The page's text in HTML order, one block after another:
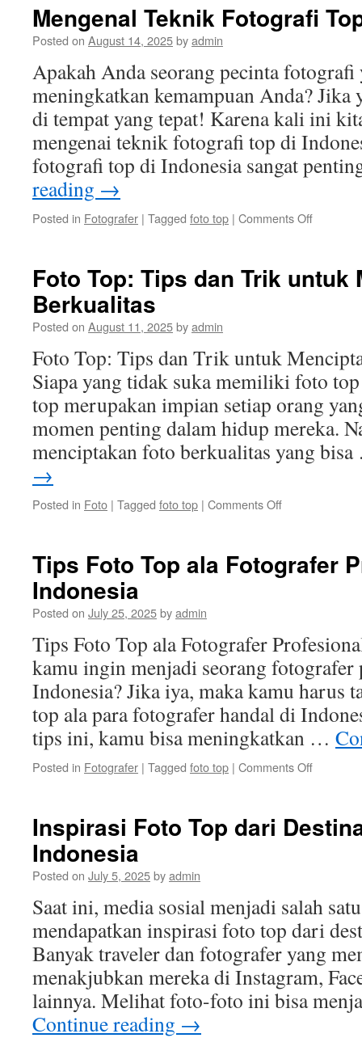
dan
Mengenal Teknik Fotografi
Posted on August 14, 2025byadmin
Apakah Anda seorang pecinta
meningkatkan kemampuan Anda? Jika
di tempat yang tepat! Karena kali ini
mengenai teknik fotografi top di
fotografi top di Indonesia sangat
reading →
Posted in Fotografer | Tagged foto top | Comments Offon
Top
Foto Top: Tips dan Trik untuk
Berkualitas
Posted on August 11, 2025byadmin
Foto Top: Tips dan Trik untuk
Siapa yang tidak suka memiliki foto
top merupakan impian setiap orang
momen penting dalam hidup mereka.
menciptakan foto berkualitas yang
→
Posted in Foto | Tagged foto top | Comments Offon
dan
Berkualitas
Tips Foto Top ala Fotografer
Indonesia
Posted on July 25, 2025byadmin
Tips Foto Top ala Fotografer
kamu ingin menjadi seorang
Indonesia? Jika iya, maka kamu harus
top ala para fotografer handal di
tips ini, kamu bisa meningkatkan …
Posted in Fotografer | Tagged foto top | Comments Offon
ala
Inspirasi Foto Top dari
Indonesia
Posted on July 5, 2025byadmin
Saat ini, media sosial menjadi salah
mendapatkan inspirasi foto top dari
Banyak traveler dan fotografer yang
menakjubkan mereka di Instagram,
lainnya. Melihat foto-foto ini bisa
Continue reading →